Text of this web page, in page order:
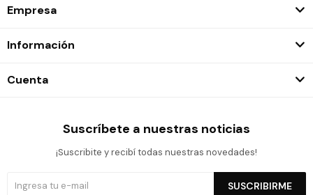
Empresa
Información
Cuenta
Suscríbete a nuestras noticias
¡Suscribite y recibí todas nuestras novedades!
SUSCRIBIRME